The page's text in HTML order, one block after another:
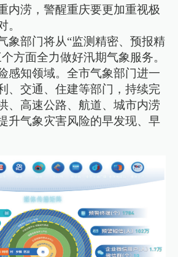
内涝，警醒重庆要更加重视极
。
象部门将从“监测精密、预报精
方面全力做好汛期气象服务。
感知领域。全市气象部门进一
、交通、住建等部门，持续完
、高速公路、航道、城市内涝
升气象灾害风险的早发现、早